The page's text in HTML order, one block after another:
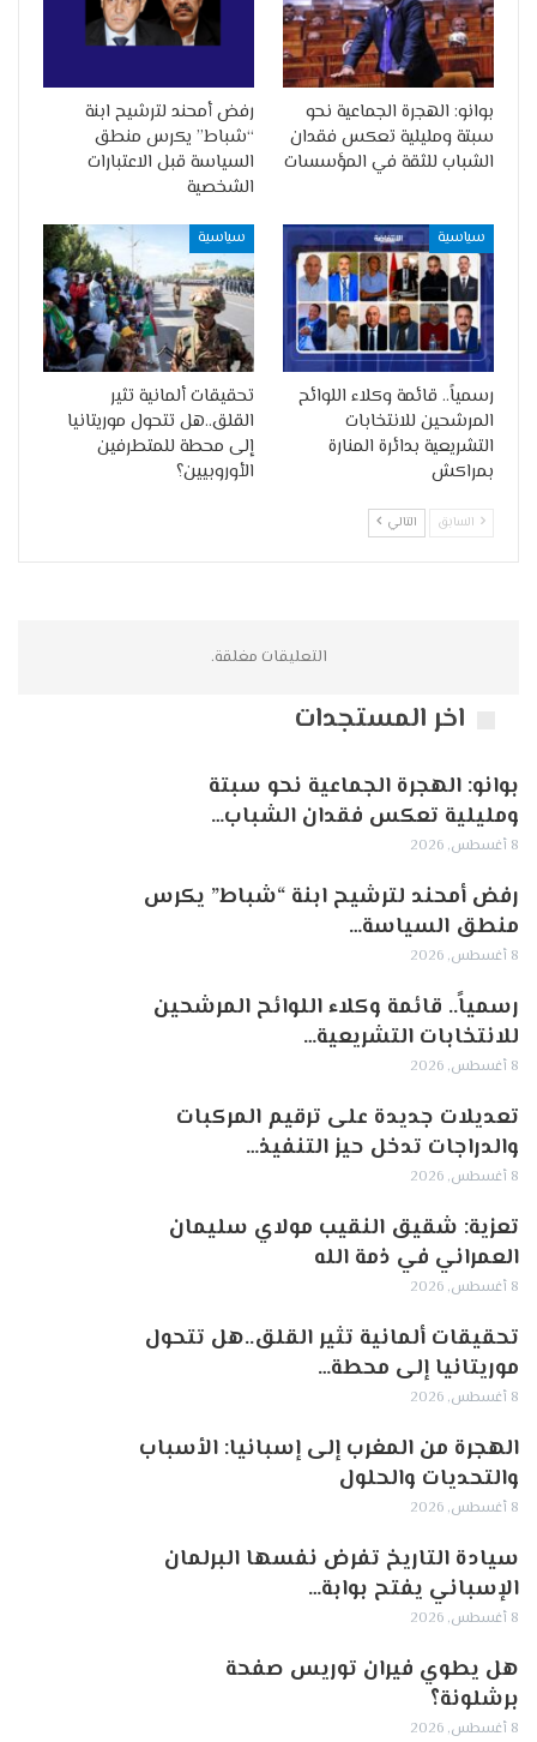
بوانو: الهجرة الجماعية نحو
سبتة ومليلية تعكس فقدان
الشباب للثقة في المؤسسات
رفض أمحند لترشيح ابنة
“شباط” يكرس منطق
السياسة قبل الاعتبارات
الشخصية
سياسية
رسمياً.. قائمة وكلاء اللوائح
المرشحين للانتخابات
التشريعية بدائرة المنارة
بمراكش
سياسية
تحقيقات ألمانية تثير
القلق..هل تتحول موريتانيا
إلى محطة للمتطرفين
الأوروبيين؟
السابق التالي
التعليقات مغلقة.
اخر المستجدات
بوانو: الهجرة الجماعية نحو سبتة
ومليلية تعكس فقدان الشباب…
8 أغسطس, 2026
رفض أمحند لترشيح ابنة “شباط” يكرس
منطق السياسة…
8 أغسطس, 2026
رسمياً.. قائمة وكلاء اللوائح المرشحين
للانتخابات التشريعية…
8 أغسطس, 2026
تعديلات جديدة على ترقيم المركبات
والدراجات تدخل حيز التنفيذ…
8 أغسطس, 2026
تعزية: شقيق النقيب مولاي سليمان
العمراني في ذمة الله
8 أغسطس, 2026
تحقيقات ألمانية تثير القلق..هل تتحول
موريتانيا إلى محطة…
8 أغسطس, 2026
الهجرة من المغرب إلى إسبانيا: الأسباب
والتحديات والحلول
8 أغسطس, 2026
سيادة التاريخ تفرض نفسها البرلمان
الإسباني يفتح بوابة…
8 أغسطس, 2026
هل يطوي فيران توريس صفحة
برشلونة؟
8 أغسطس, 2026